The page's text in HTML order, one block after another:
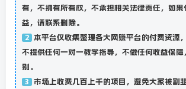
有，不拥有所有权，不承担相关法律责任，如果
益，请联系删除。
2 本平台仅收集整理各大网赚平台的付费资源
不提供任何一对一教学指导，不做任何收益保障
别。
3 市场上收费几百上千的项目，避免大家被割